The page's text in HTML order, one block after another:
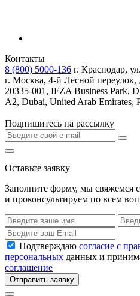
Контакты
8 (800) 5000-136 г. Краснодар,
г. Москва, 4-й Лесной переулок,
20335-001, IFZA Business Park,
A2, Dubai, United Arab Emirates,
Подпишитесь на рассылку
Оставьте заявку
Заполните форму, мы свяжемся
и проконсультируем по всем
Подтверждаю согласие с
персональных данных и
соглашение
Отправить заявку